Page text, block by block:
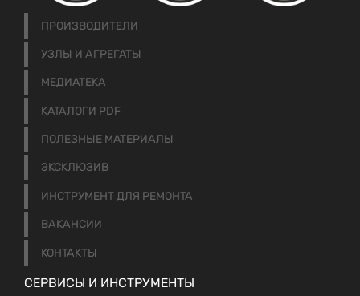
ПРОИЗВОДИТЕЛИ
УЗЛЫ И АГРЕГАТЫ
МЕДИАТЕКА
КАТАЛОГИ PDF
ПОЛЕЗНЫЕ МАТЕРИАЛЫ
ЭКСКЛЮЗИВ
ИНСТРУМЕНТ ДЛЯ РЕМОНТА
ВАКАНСИИ
КОНТАКТЫ
СЕРВИСЫ И ИНСТРУМЕНТЫ